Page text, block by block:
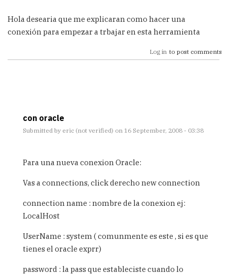
Hola desearia que me explicaran como hacer una
conexión para empezar a trbajar en esta herramienta
Log in to post comments
con oracle
Submitted by eric (not verified) on 16 September, 2008 - 03:38
reply
Conexion
by
(not
verified)
Para una nueva conexion Oracle:
Vas a connections, click derecho new connection
connection name : nombre de la conexion ej:
LocalHost
UserName : system ( comunmente es este , si es que
tienes el oracle exprr)
password : la pass que estableciste cuando lo